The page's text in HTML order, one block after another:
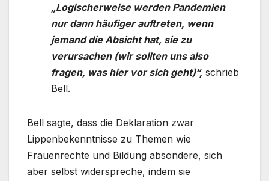
„Logischerweise werden Pandemien
nur dann häufiger auftreten, wenn
jemand die Absicht hat, sie zu
verursachen (wir sollten uns also
fragen, was hier vor sich geht)“, schrieb
Bell.
Bell sagte, dass die Deklaration zwar
Lippenbekenntnisse zu Themen wie
Frauenrechte und Bildung absondere, sich
aber selbst widerspreche, indem sie